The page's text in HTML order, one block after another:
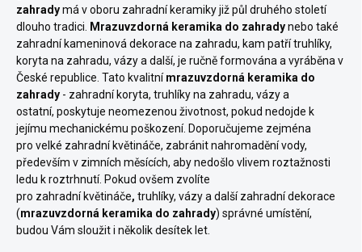
zahradymá v oboru zahradní keramiky již půl druhého století
dlouho tradici.
Mrazuvzdorná keramika do zahradynebo také
zahradní kameninová dekorace na zahradu, kam patří truhlíky,
koryta na zahradu, vázy a další, je ručně formována a vyráběna v
České republice. Tato kvalitnímrazuvzdorná keramika do
zahrady - zahradní koryta, truhlíky na zahradu, vázy a
ostatní, poskytuje neomezenou životnost, pokud nedojde k
jejímu mechanickému poškození. Doporučujeme zejména
pro velké zahradní květináče, zabránit nahromadění vody,
především v zimních měsících, aby nedošlo vlivem roztažnosti
ledu k roztrhnutí. Pokud ovšem zvolíte
pro zahradní květináče, truhlíky, vázy a další zahradní dekorace
(mrazuvzdorná keramika do zahrady) správné umístění,
budou Vám sloužit i několik desítek let.